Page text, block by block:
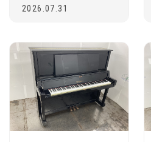
2026.07.31